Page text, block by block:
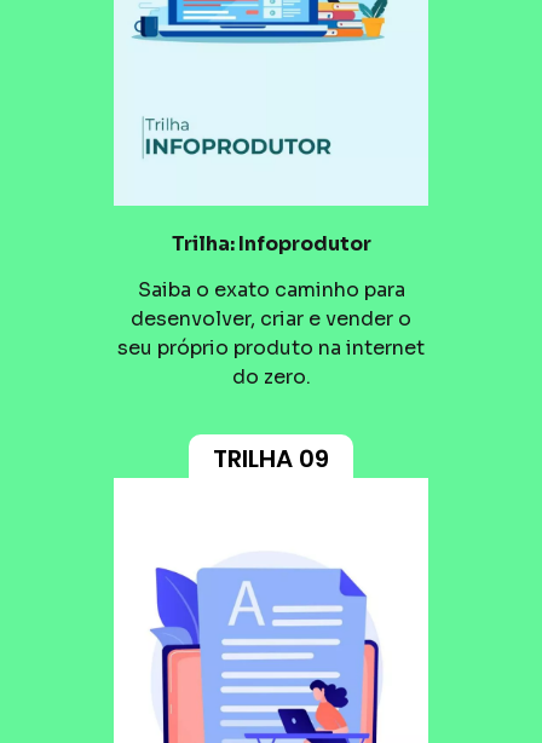
Trilha: Infoprodutor
Saiba o exato caminho para
desenvolver, criar e vender o
seu próprio produto na internet
do zero.
TRILHA 09